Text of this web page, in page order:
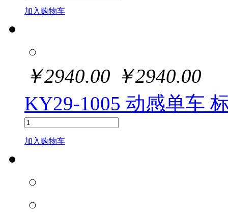
加入购物车
￥2940.00 ￥2940.00
KY29-1005 动感单车
加入购物车